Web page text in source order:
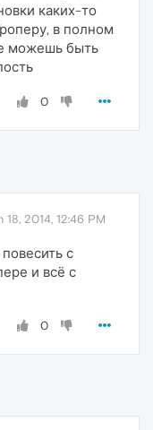
каких-то
в полном
можешь быть
0
18, 2014, 12:46 PM
с
и всё с
0